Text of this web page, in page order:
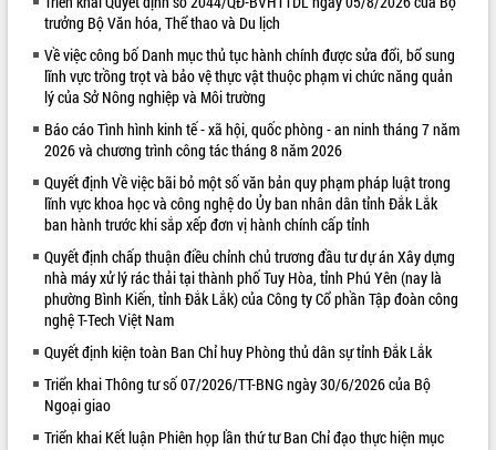
Trailer Lễ hội Sầu riêng Đắk Lắk năm
2026
Khám bệnh, cấp phát thuốc miễn phí
và tặng quà người dân xã Cư Pui
Hội nghị UBND tỉnh Đắk Lắk thường kỳ
tháng 7/2026
Lễ truy tặng danh hiệu “Bà Mẹ Việt
Nam Anh hùng” và trao Huân chương
Lao động
UBND tỉnh Đắk Lắk triển khai nhiệm
vụ 6 tháng cuối năm 2026
Kỳ họp thứ Hai, Hội đồng nhân dân
ALBUM ẢNH
trưởng Bộ Văn hóa, Thể thao và Du lịch
Về việc công bố Danh mục thủ tục hành chính được sửa đổi, bổ sung
lĩnh vực trồng trọt và bảo vệ thực vật thuộc phạm vi chức năng quản
lý của Sở Nông nghiệp và Môi trường
Báo cáo Tình hình kinh tế - xã hội, quốc phòng - an ninh tháng 7 năm
2026 và chương trình công tác tháng 8 năm 2026
Quyết định Về việc bãi bỏ một số văn bản quy phạm pháp luật trong
lĩnh vực khoa học và công nghệ do Ủy ban nhân dân tỉnh Đắk Lắk
ban hành trước khi sắp xếp đơn vị hành chính cấp tỉnh
Quyết định chấp thuận điều chỉnh chủ trương đầu tư dự án Xây dựng
nhà máy xử lý rác thải tại thành phố Tuy Hòa, tỉnh Phú Yên (nay là
phường Bình Kiến, tỉnh Đắk Lắk) của Công ty Cổ phần Tập đoàn công
nghệ T-Tech Việt Nam
Quyết định kiện toàn Ban Chỉ huy Phòng thủ dân sự tỉnh Đắk Lắk
Triển khai Thông tư số 07/2026/TT-BNG ngày 30/6/2026 của Bộ
Ngoại giao
Triển khai Kết luận Phiên họp lần thứ tư Ban Chỉ đạo thực hiện mục